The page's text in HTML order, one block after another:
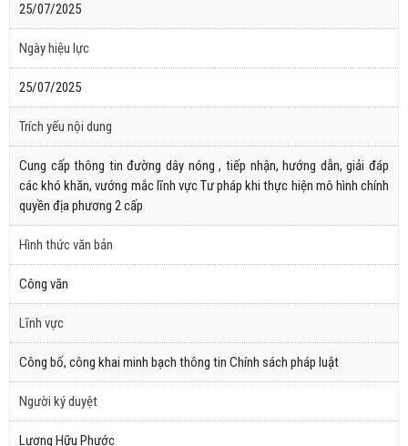
25/07/2025
Ngày hiệu lực
25/07/2025
Trích yếu nội dung
Cung cấp thông tin đường dây nóng , tiếp nhận, hướng dẫn, giải đáp
các khó khăn, vướng mắc lĩnh vực Tư pháp khi thực hiện mô hình chính
quyền địa phương 2 cấp
Hình thức văn bản
Công văn
Lĩnh vực
Công bố, công khai minh bạch thông tin Chính sách pháp luật
Người ký duyệt
Lương Hữu Phước